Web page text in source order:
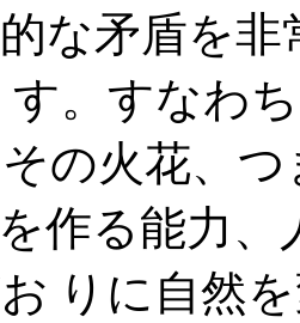
な矛盾を
す。すなわ
の火花、
作る能力
りに自然